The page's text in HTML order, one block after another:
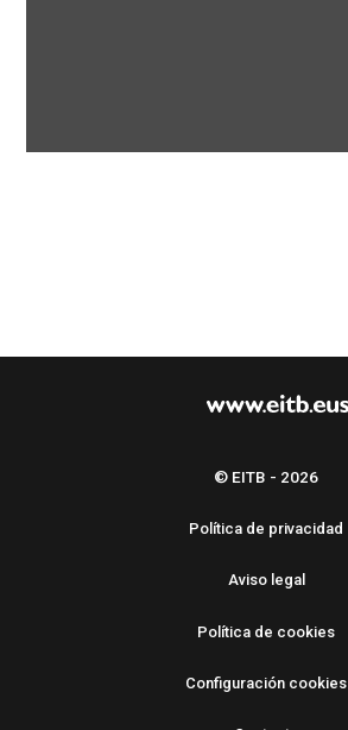
© EITB - 2026
Política de privacidad
Aviso legal
Política de cookies
Configuración cookies